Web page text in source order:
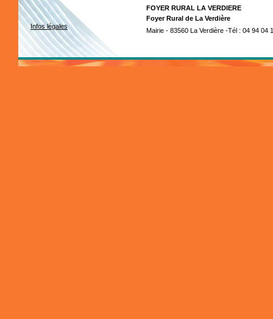
Infos légales
FOYER RURAL LA VERDIERE
Foyer Rural de La Verdière
Mairie - 83560 La Verdière -Tél : 04 94 04